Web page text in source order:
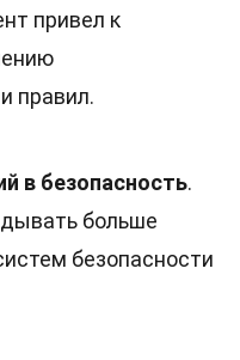
привел к
правил.
в безопасность.
больше
безопасности